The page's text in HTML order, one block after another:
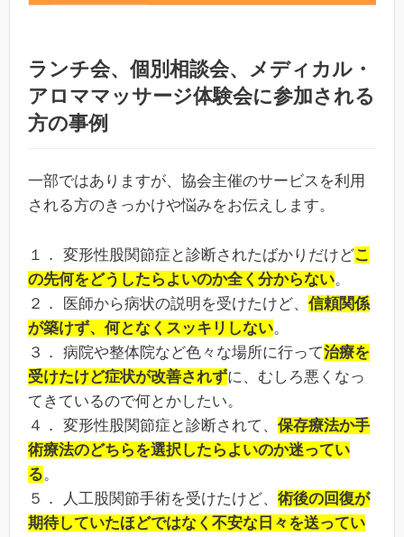
ランチ会、個別相談会、メディカル・
アロママッサージ体験会に参加される
方の事例
一部ではありますが、協会主催のサービスを利用
される方のきっかけや悩みをお伝えします。
１． 変形性股関節症と診断されたばかりだけどこ
の先何をどうしたらよいのか全く分からない。
２． 医師から病状の説明を受けたけど、 信頼関係
が築けず、何となくスッキリしない。
３． 病院や整体院など色々な場所に行って治療を
受けたけど症状が改善されずに、むしろ悪くなっ
てきているので何とかしたい。
４． 変形性股関節症と診断されて、 保存療法か手
術療法のどちらを選択したらよいのか迷ってい
る。
５． 人工股関節手術を受けたけど、 術後の回復が
期待していたほどではなく不安な日々を送ってい